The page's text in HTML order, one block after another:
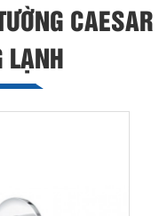
CAESAR
LẠNH